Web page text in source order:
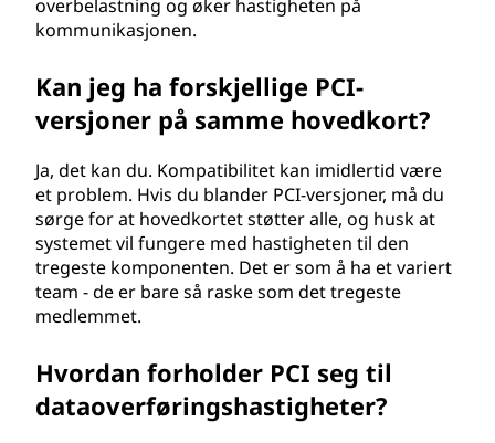
overbelastning og øker hastigheten på
kommunikasjonen.
Kan jeg ha forskjellige PCI-
versjoner på samme hovedkort?
Ja, det kan du. Kompatibilitet kan imidlertid være
et problem. Hvis du blander PCI-versjoner, må du
sørge for at hovedkortet støtter alle, og husk at
systemet vil fungere med hastigheten til den
tregeste komponenten. Det er som å ha et variert
team - de er bare så raske som det tregeste
medlemmet.
Hvordan forholder PCI seg til
dataoverføringshastigheter?